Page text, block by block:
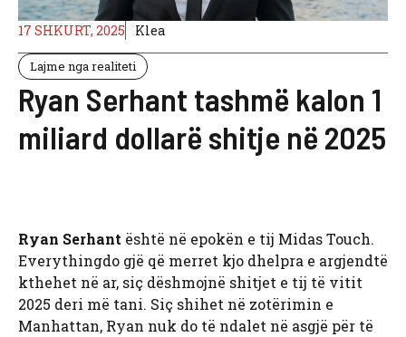
17 SHKURT, 2025 Klea
Lajme nga realiteti
Ryan Serhant tashmë kalon 1
miliard dollarë shitje në 2025
Ryan Serhant është në epokën e tij Midas Touch.
Everythingdo gjë që merret kjo dhelpra e argjendtë
kthehet në ar, siç dëshmojnë shitjet e tij të vitit
2025 deri më tani. Siç shihet në zotërimin e
Manhattan, Ryan nuk do të ndalet në asgjë për të